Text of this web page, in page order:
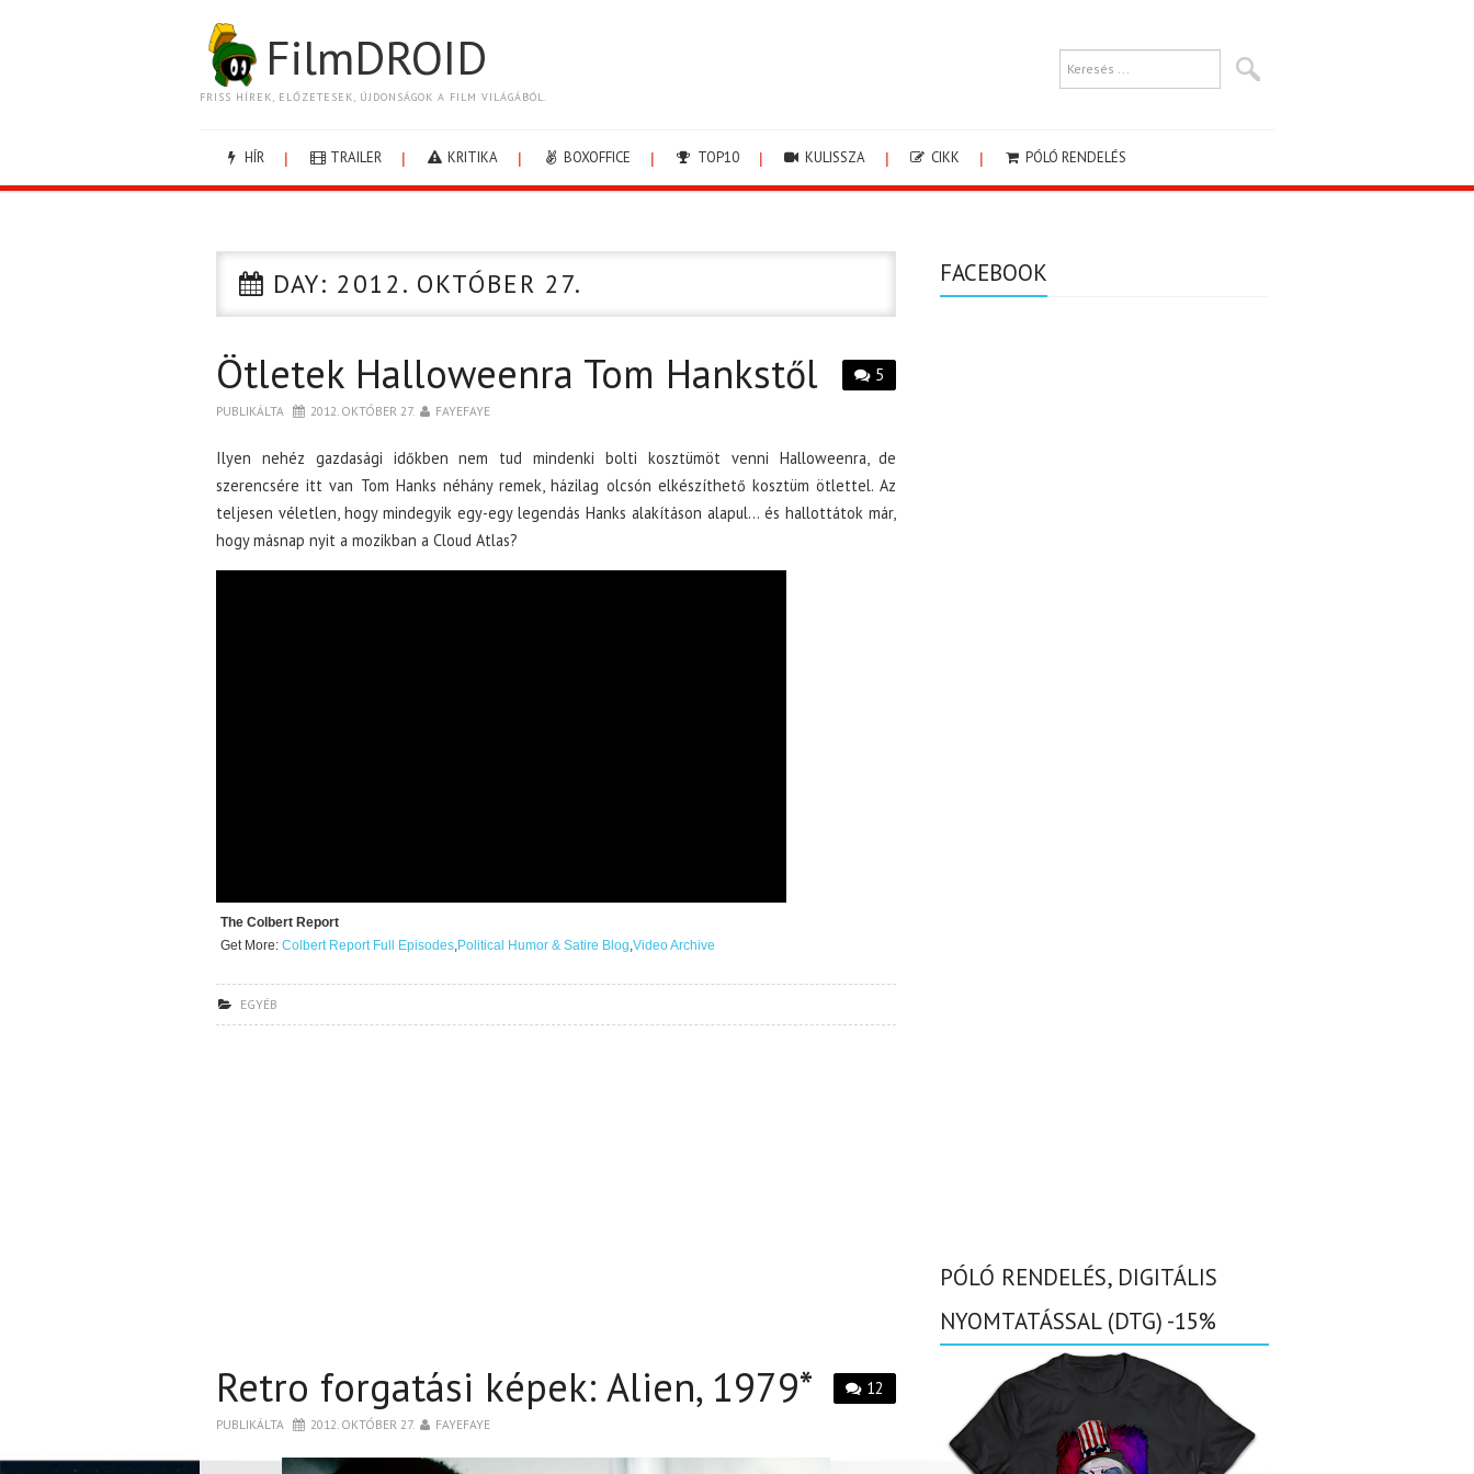
FilmDROID
FRISS HÍREK, ELŐZETESEK, ÚJDONSÁGOK A FILM VILÁGÁBÓL.
HÍR TRAILER KRITIKA BOXOFFICE TOP10 KULISSZA CIKK PÓLÓ RENDELÉS
DAY: 2012. OKTÓBER 27.
5
Ötletek Halloweenra Tom Hankstől
PUBLIKÁLTA 2012. OKTÓBER 27. FAYEFAYE
Ilyen nehéz gazdasági időkben nem tud mindenki bolti kosztümöt venni Halloweenra, de
szerencsére itt van Tom Hanks néhány remek, házilag olcsón elkészíthető kosztüm ötlettel. Az
teljesen véletlen, hogy mindegyik egy-egy legendás Hanks alakításon alapul… és hallottátok már,
hogy másnap nyit a mozikban a Cloud Atlas?
The Colbert Report
Get More: Colbert Report Full Episodes,Political Humor & Satire Blog,Video Archive
EGYÉB
12
Retro forgatási képek: Alien, 1979*
PUBLIKÁLTA 2012. OKTÓBER 27. FAYEFAYE
FACEBOOK
PÓLÓ RENDELÉS, DIGITÁLIS
NYOMTATÁSSAL (DTG) -15%